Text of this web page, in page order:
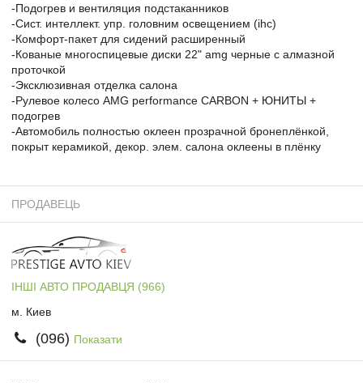
-Подогрев и вентиляция подстаканников
-Сист. интеллект. упр. головним освещением (ihc)
-Комфорт-пакет для сидений расширенный
-Кованые многоспицевые диски 22" amg черные с алмазной
проточкой
-Эксклюзивная отделка салона
-Рулевое колесо AMG performance CARBON + ЮНИТЫ +
подогрев
-Автомобиль полностью оклеен прозрачной бронеплёнкой,
покрыт керамикой, декор. элем. салона оклеены в плёнку
ПРОДАВЕЦЬ
ІНШІ АВТО ПРОДАВЦЯ (966)
м. Киев
(096) Показати